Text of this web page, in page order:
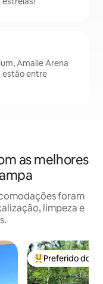
Amalie Arena
estão entre
as melhores
foram
limpeza e
Entre os
Preferido dos